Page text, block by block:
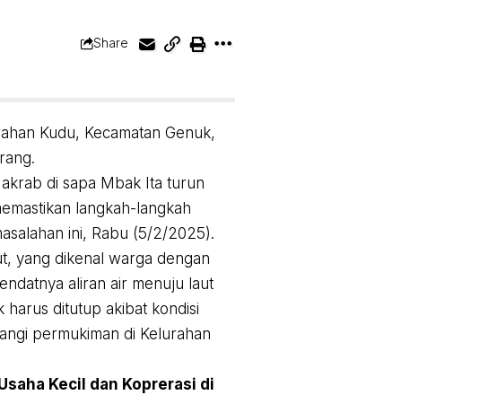
Share
Kudu, Kecamatan Genuk,
di sapa Mbak Ita turun
langkah-langkah
ini, Rabu (5/2/2025).
yang dikenal warga dengan
aliran air menuju laut
harus ditutup akibat kondisi
permukiman di Kelurahan
Kecil dan Koprerasi di